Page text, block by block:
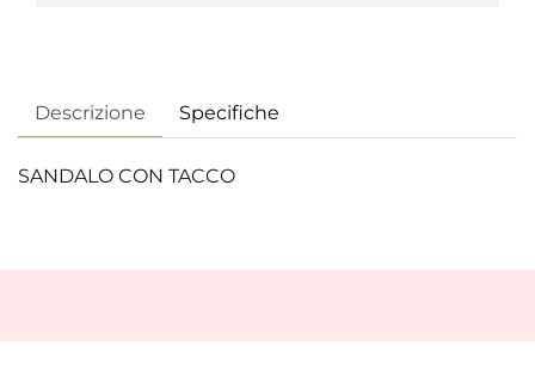
Descrizione Specifiche
SANDALO CON TACCO